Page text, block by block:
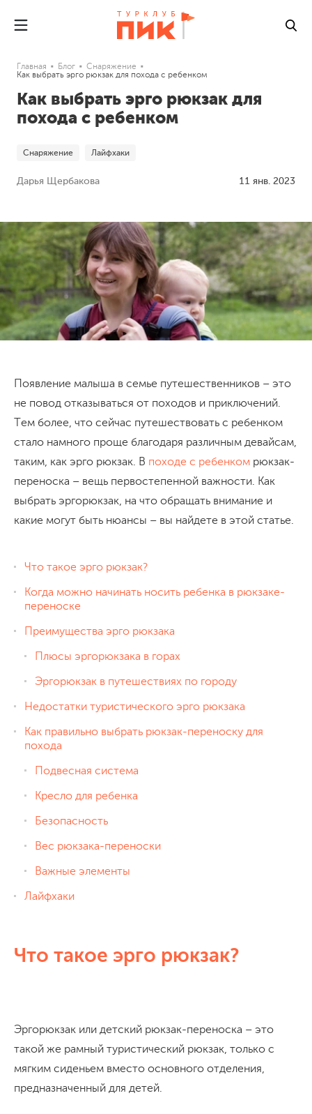
Главная Блог
Снаряжение
Как выбрать эрго рюкзак для похода с ребенком
Как выбрать эрго рюкзак для
похода с ребенком
Снаряжение Лайфхаки
Дарья Щербакова 11 янв. 2023
Появление малыша в семье путешественников – это
не повод отказываться от походов и приключений.
Тем более, что сейчас путешествовать с ребенком
стало намного проще благодаря различным девайсам,
таким, как эрго рюкзак. В походе с ребенком рюкзак-
переноска – вещь первостепенной важности. Как
выбрать эргорюкзак, на что обращать внимание и
какие могут быть нюансы – вы найдете в этой статье.
Что такое эрго рюкзак?
Когда можно начинать носить ребенка в рюкзаке-
переноске
Преимущества эрго рюкзака
Плюсы эргорюкзака в горах
Эргорюкзак в путешествиях по городу
Недостатки туристического эрго рюкзака
Как правильно выбрать рюкзак-переноску для
похода
Подвесная система
Кресло для ребенка
Безопасность
Вес рюкзака-переноски
Важные элементы
Лайфхаки
Что такое эрго рюкзак?
Эргорюкзак или детский рюкзак-переноска – это
такой же рамный туристический рюкзак, только с
мягким сиденьем вместо основного отделения,
предназначенный для детей.